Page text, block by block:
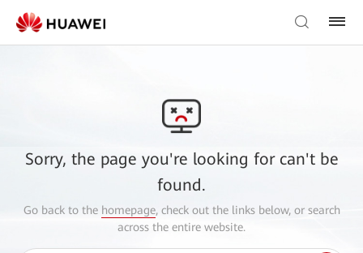
Sorry, the page you're looking for can't be
found.
Go back to the homepage, check out the links below, or search
across the entire website.